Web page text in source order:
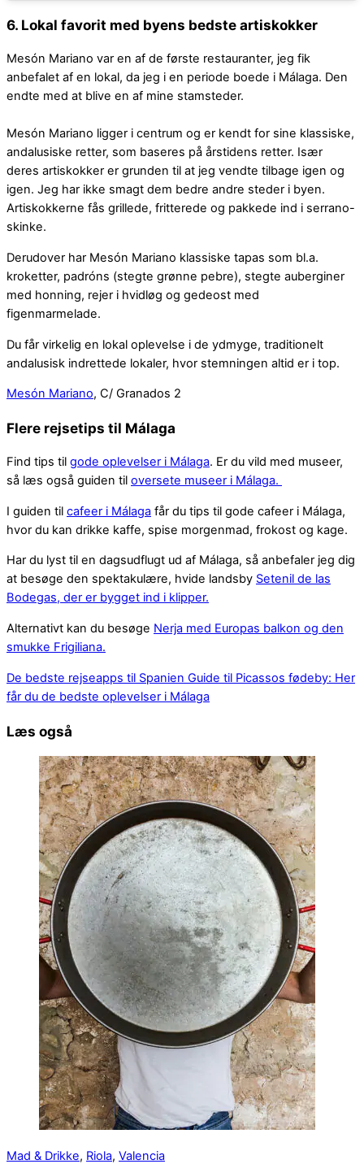
6. Lokal favorit med byens bedste artiskokker
Mesón Mariano var en af de første restauranter, jeg fik
anbefalet af en lokal, da jeg i en periode boede i Málaga. Den
endte med at blive en af mine stamsteder.
Mesón Mariano ligger i centrum og er kendt for sine klassiske,
andalusiske retter, som baseres på årstidens retter. Især
deres artiskokker er grunden til at jeg vendte tilbage igen og
igen. Jeg har ikke smagt dem bedre andre steder i byen.
Artiskokkerne fås grillede, fritterede og pakkede ind i serrano-
skinke.
Derudover har Mesón Mariano klassiske tapas som bl.a.
kroketter, padróns (stegte grønne pebre), stegte auberginer
med honning, rejer i hvidløg og gedeost med
figenmarmelade.
Du får virkelig en lokal oplevelse i de ydmyge, traditionelt
andalusisk indrettede lokaler, hvor stemningen altid er i top.
Mesón Mariano, C/ Granados 2
Flere rejsetips til Málaga
Find tips til gode oplevelser i Málaga. Er du vild med museer,
så læs også guiden til oversete museer i Málaga.
I guiden til cafeer i Málaga får du tips til gode cafeer i Málaga,
hvor du kan drikke kaffe, spise morgenmad, frokost og kage.
Har du lyst til en dagsudflugt ud af Málaga, så anbefaler jeg dig
at besøge den spektakulære, hvide landsby Setenil de las
Bodegas, der er bygget ind i klipper.
Alternativt kan du besøge Nerja med Europas balkon og den
smukke Frigiliana.
De bedste rejseapps til Spanien Guide til Picassos fødeby: Her
får du de bedste oplevelser i Málaga
Læs også
Mad & Drikke, Riola, Valencia